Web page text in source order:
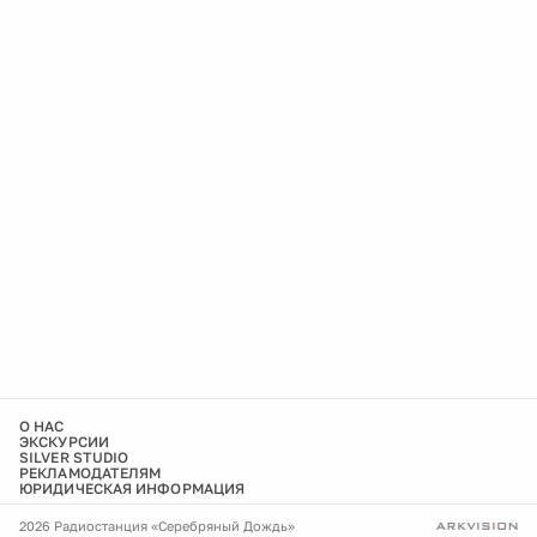
О НАС
ЭКСКУРСИИ
SILVER STUDIO
РЕКЛАМОДАТЕЛЯМ
ЮРИДИЧЕСКАЯ ИНФОРМАЦИЯ
2026 Радиостанция «Серебряный Дождь»